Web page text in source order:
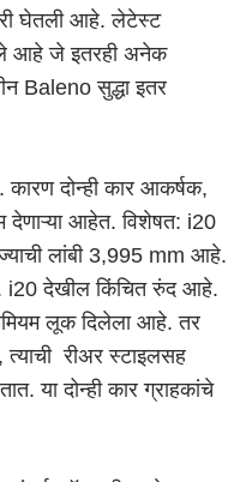
घेतली आहे. लेटेस्ट
आहे जे इतरही अनेक
Baleno सुद्धा इतर
दोन्ही कार आकर्षक,
देणाऱ्या आहेत. विशेषत: i20
लांबी 3,995 mm आहे.
देखील किंचित रुंद आहे.
लूक दिलेला आहे. तर
रीअर स्टाइलसह
या दोन्ही कार ग्राहकांचे